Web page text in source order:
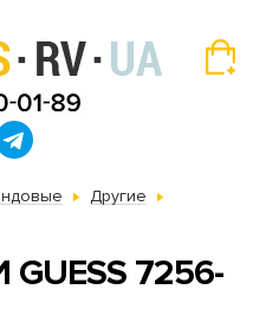
Другие
7256-